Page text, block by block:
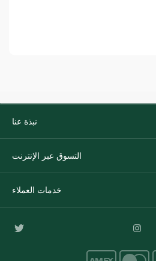
نبذة عنا
التسوق عبر الإنترنت
خدمات العملاء